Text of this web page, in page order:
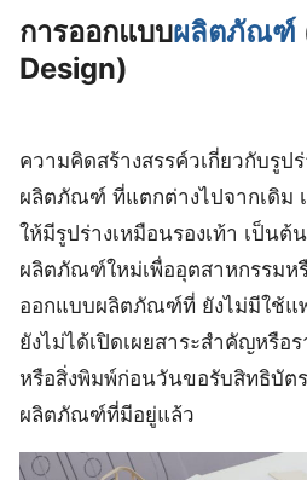
การออกแบบผลิตภัณฑ์
Design)
ความคิดสร้างสรรค์วเกี่ยวกับรู
ผลิตภัณฑ์ ที่แตกต่างไปจากเดิม
ให้มีรูปร่างเหมือนรองเท้า เป็นต้
ผลิตภัณฑ์ใหม่เพื่ออุตสาหกรรมห
ออกแบบผลิตภัณฑ์ที่ ยังไม่มีใช้แ
ยังไม่ได้เปิดเผยสาระสำคัญหรือ
หรือสิ่งพิมพ์ก่อนวันขอรับสิทธิบัต
ผลิตภัณฑ์ที่มีอยู่แล้ว